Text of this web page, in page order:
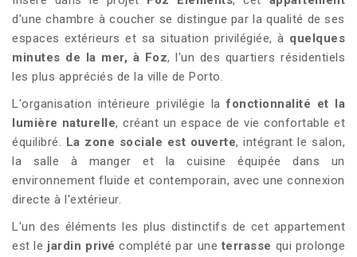
d'une chambre à coucher se distingue par la qualité de ses
espaces extérieurs et sa situation privilégiée, à quelques
minutes de la mer, à Foz, l'un des quartiers résidentiels
les plus appréciés de la ville de Porto.
L'organisation intérieure privilégie lafonctionnalité et la
lumière naturelle, créant un espace de vie confortable et
équilibré. La zone sociale est ouverte, intégrant le salon,
la salle à manger et la cuisine équipée dans un
environnement fluide et contemporain, avec une connexion
directe à l'extérieur.
L'un des éléments les plus distinctifs de cet appartement
est le jardin privé complété par une terrasse qui prolonge